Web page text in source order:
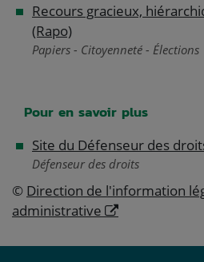
Recours gracieux,
(Rapo)
Papiers - Citoyenneté - Élections
Pour en savoir plus
Site du Défenseur des
Défenseur des droits
© Direction de l'information
administrative